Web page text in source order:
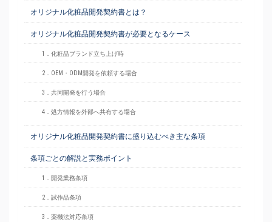
オリジナル化粧品開発契約書とは？
オリジナル化粧品開発契約書が必要となるケース
1．化粧品ブランド立ち上げ時
2．OEM・ODM開発を依頼する場合
3．共同開発を行う場合
4．処方情報を外部へ共有する場合
オリジナル化粧品開発契約書に盛り込むべき主な条項
条項ごとの解説と実務ポイント
1．開発業務条項
2．試作品条項
3．薬機法対応条項